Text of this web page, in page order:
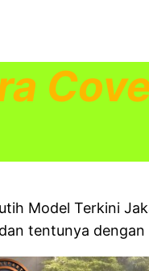
Model Terkini
tentunya